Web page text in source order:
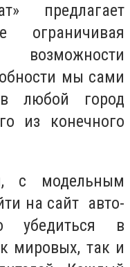
предлагает
ограничивая
мы сами
в любой город
из конечного
с модельным
на сайт авто-
убедиться в
мировых, так и